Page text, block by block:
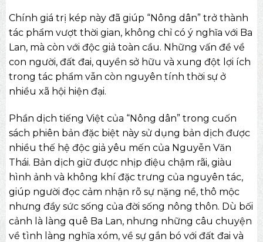
Chính giá trị kép này đã giúp “Nông dân” trở thành
tác phẩm vượt thời gian, không chỉ có ý nghĩa với Ba
Lan, mà còn với độc giả toàn cầu. Những vấn đề về
con người, đất đai, quyền sở hữu và xung đột lợi ích
trong tác phẩm vẫn còn nguyên tính thời sự ở
nhiều xã hội hiện đại.
Phần dịch tiếng Việt của “Nông dân” trong cuốn
sách phiên bản đặc biệt này sử dụng bản dịch được
nhiều thế hệ độc giả yêu mến của Nguyễn Văn
Thái. Bản dịch giữ được nhịp điệu chậm rãi, giàu
hình ảnh và không khí đặc trưng của nguyên tác,
giúp người đọc cảm nhận rõ sự nặng nề, thô mộc
nhưng đầy sức sống của đời sống nông thôn. Dù bối
cảnh là làng quê Ba Lan, nhưng những câu chuyện
về tình làng nghĩa xóm, về sự gắn bó với đất đai và